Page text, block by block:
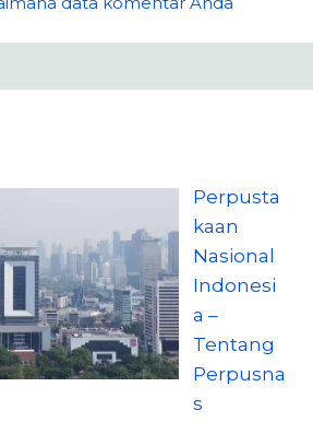
Perpusta
kaan
Nasional
Indonesi
a –
Tentang
Perpusna
s